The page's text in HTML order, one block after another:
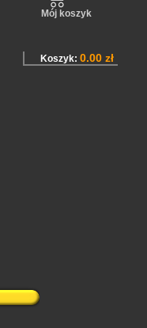
Mój koszyk
Koszyk:0.00 zł